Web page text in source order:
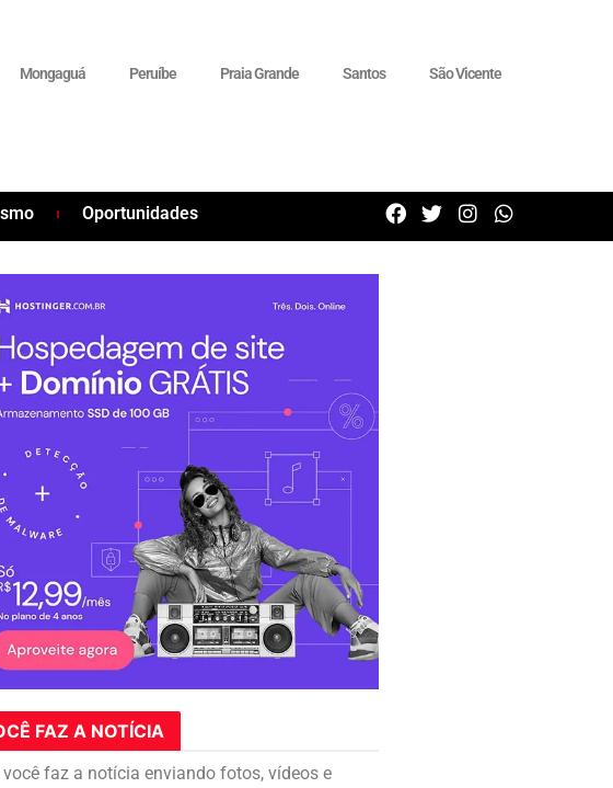
Mongaguá Peruíbe Praia Grande Santos São Vicente
Oportunidades
FAZ A NOTÍCIA
faz a notícia enviando fotos, vídeos e